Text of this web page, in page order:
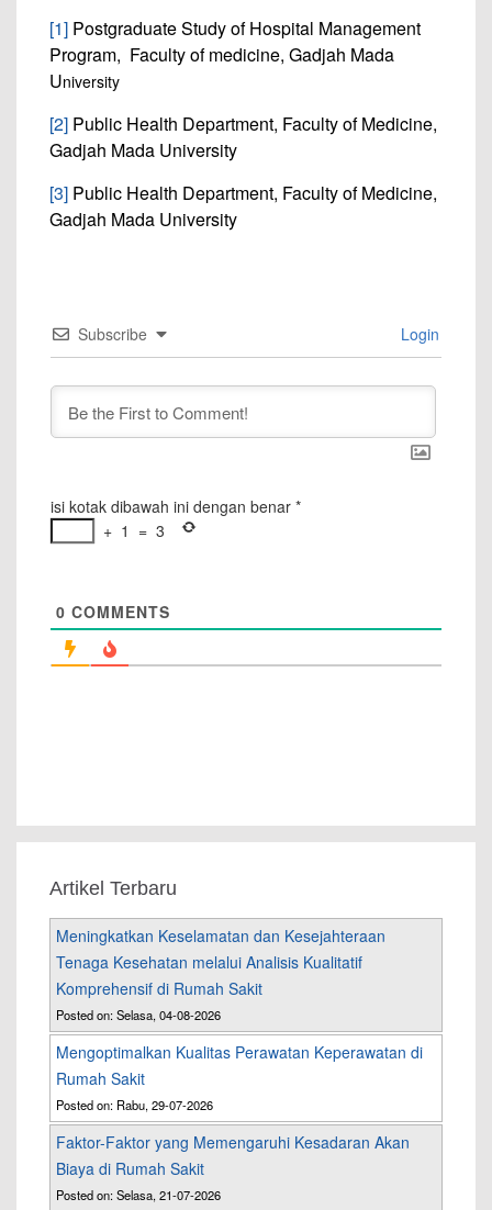
[1] Postgraduate Study of Hospital Management
Program, Faculty of medicine, Gadjah Mada
University
[2] Public Health Department, Faculty of Medicine,
Gadjah Mada University
[3] Public Health Department, Faculty of Medicine,
Gadjah Mada University
Subscribe Login
isi kotak dibawah ini dengan benar *
+ 1 = 3
0 COMMENTS
Artikel Terbaru
Meningkatkan Keselamatan dan Kesejahteraan
Tenaga Kesehatan melalui Analisis Kualitatif
Komprehensif di Rumah Sakit
Posted on: Selasa, 04-08-2026
Mengoptimalkan Kualitas Perawatan Keperawatan di
Rumah Sakit
Posted on: Rabu, 29-07-2026
Faktor-Faktor yang Memengaruhi Kesadaran Akan
Biaya di Rumah Sakit
Posted on: Selasa, 21-07-2026